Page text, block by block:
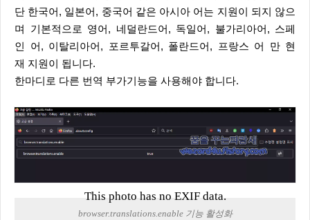
단 한국어, 일본어, 중국어 같은 아시아 어는 지원이 되지 않으
며 기본적으로 영어, 네덜란드어, 독일어, 불가리아어, 스페
인 어, 이탈리아어, 포르투갈어, 폴란드어, 프랑스 어 만 현
재 지원이 됩니다.
한마디로 다른 번역 부가기능을 사용해야 합니다.
This photo has no EXIF data.
browser.translations.enable 기능 활성화